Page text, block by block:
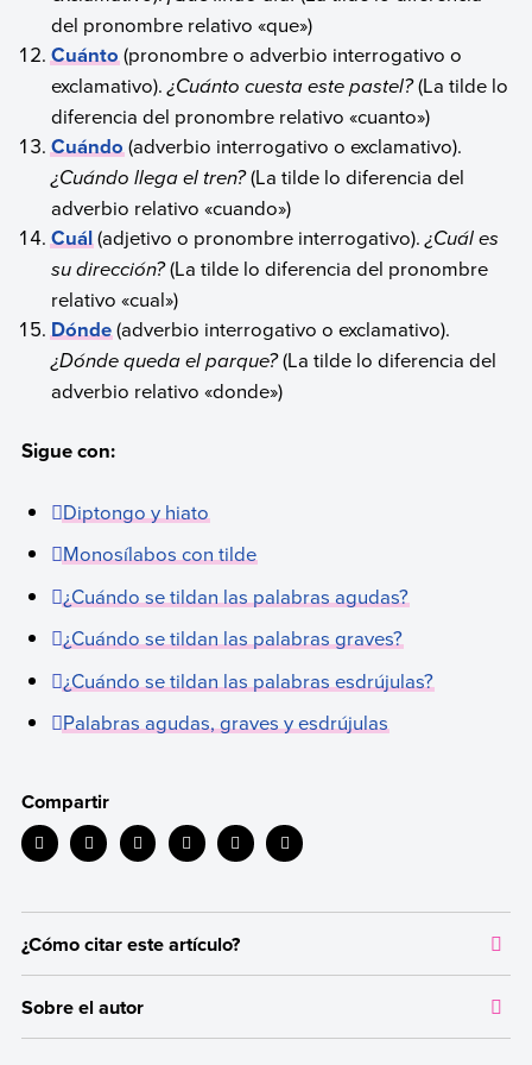
del pronombre relativo «que»)
Cuánto(pronombre o adverbio interrogativo o
exclamativo).¿Cuánto cuesta este pastel?(La tilde lo
diferencia del pronombre relativo «cuanto»)
Cuándo(adverbio interrogativo o exclamativo).
¿Cuándo llega el tren?(La tilde lo diferencia del
adverbio relativo «cuando»)
Cuál(adjetivo o pronombre interrogativo).¿Cuál es
su dirección?(La tilde lo diferencia del pronombre
relativo «cual»)
Dónde(adverbio interrogativo o exclamativo).
¿Dónde queda el parque?(La tilde lo diferencia del
adverbio relativo «donde»)
Sigue con:
Diptongo y hiato
Monosílabos con tilde
¿Cuándo se tildan las palabras agudas?
¿Cuándo se tildan las palabras graves?
¿Cuándo se tildan las palabras esdrújulas?
Palabras agudas, graves y esdrújulas
Compartir
¿Cómo citar este artículo?
dar crédito a los autores correspondientes y evitar incurrir en
plagio. Además, permite a los lectores acceder a las fuentes
Sobre el autor